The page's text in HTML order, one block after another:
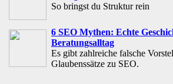
So bringst du Struktur rein
6 SEO Mythen: Echte
Beratungsalltag
Es gibt zahlreiche falsche
Glaubenssätze zu SEO.